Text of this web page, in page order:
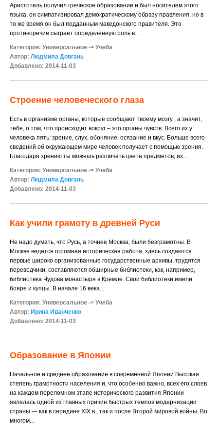
Аристотель получил греческое образование и был носителем этого
языка, он симпатизировал демократическому образу правления, но в
то же время он был подданным македонского правителя. Это
противоречие сыграет определённую роль в...
Категория: Универсальное -> Учеба
Автор: Людмила Довгань
Добавлено: 2014-11-03
Строение человеческого глаза
Есть в организме органы, которые сообщают твоему мозгу , а значит,
тебе, о том, что происходит вокруг – это органы чувств. Всего их у
человека пять: зрение, слух, обоняние, осязание и вкус. Больше всего
сведений об окружающем мире человек получает с помощью зрения.
Благодаря зрению ты можешь различать цвета предметов, их...
Категория: Универсальное -> Учеба
Автор: Людмила Довгань
Добавлено: 2014-11-03
Как учили грамоту в древней Руси
Не надо думать, что Русь, а точнее Москва, были безграмотны. В
Москве ведется огромная историческая работа, здесь создаются
первые широко организованные государственные архивы, трудятся
переводчики, составляются обширные библиотеки, как, например,
библиотека Чудова монастыря в Кремле. Свои библиотеки имели
бояре и купцы. В начале 16 века...
Категория: Универсальное -> Учеба
Автор: Ирина Иванченко
Добавлено: 2014-11-03
Образование в Японии
Начальное и среднее образование в современной Японии Высокая
степень грамотности населения и, что особенно важно, всех его слоев
на каждом переломном этапе исторического развития Японии
являлась одной из главных причин быстрых темпов модернизации
страны — как в середине ХIХ в., так и после Второй мировой войны. Во
многом...